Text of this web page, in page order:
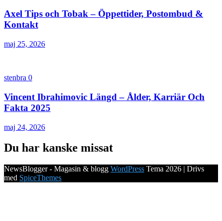
Axel Tips och Tobak – Öppettider, Postombud &
Kontakt
maj 25, 2026
stenbra 0
Vincent Ibrahimovic Längd – Ålder, Karriär Och
Fakta 2025
maj 24, 2026
Du har kanske missat
NewsBlogger - Magasin & blogg WordPress Tema 2026 | Drivs
med SpiceThemes